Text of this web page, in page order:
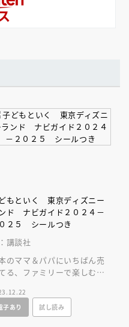
もといく 東京ディズニー
ド ナビガイド２０２４－
２５ シールつき
講談社
のママ＆パパにいちばん売
る、ファミリーで楽しむた
ック最新刊。可愛いシール
き！
子あり
試し読み